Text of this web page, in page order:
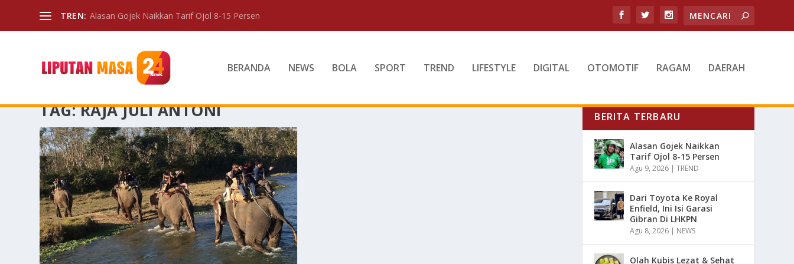
TREN: Alasan Gojek Naikkan Tarif Ojol 8-15 Persen
BERANDA NEWS BOLA SPORT TREND LIFESTYLE DIGITAL OTOMOTIF RAGAM DAERAH
TAG:RAJA JULI ANTONI BERITA TERBARU
Alasan Gojek Naikkan
Tarif Ojol 8-15 Persen
Agu 9, 2026 |TREND
Dari Toyota Ke Royal
Enfield, Ini Isi Garasi
Gibran Di LHKPN
Agu 8, 2026 | NEWS
Olah Kubis Lezat & Sehat